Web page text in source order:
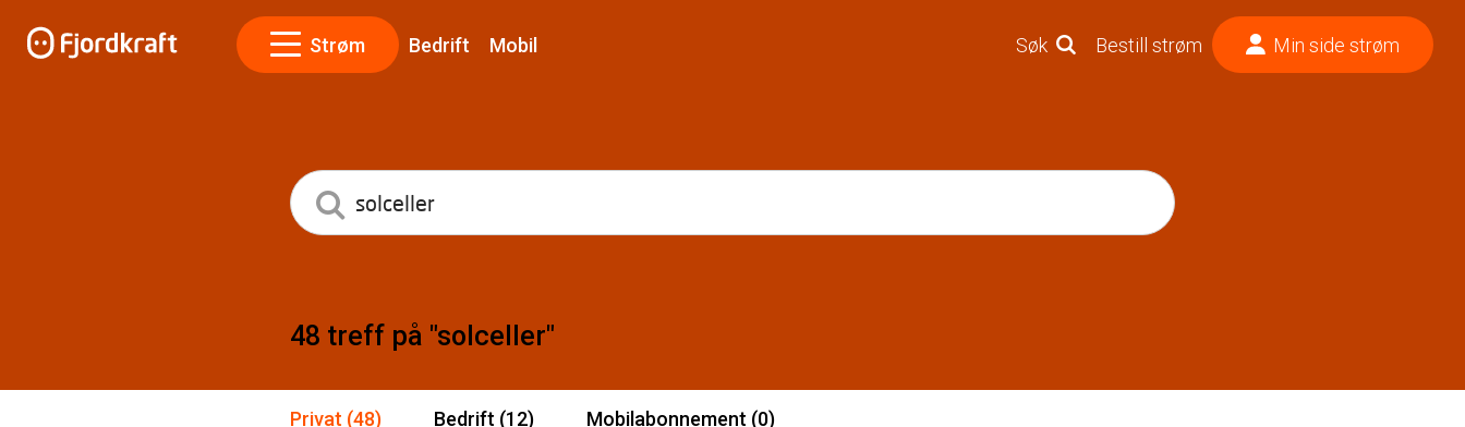
Strøm Bedrift Mobil Søk Bestill strøm Min side strøm
48 treff på "solceller"
Privat (48) Bedrift (12) Mobilabonnement (0)